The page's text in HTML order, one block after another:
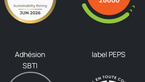
Adhésion
SBTI
label PEPS